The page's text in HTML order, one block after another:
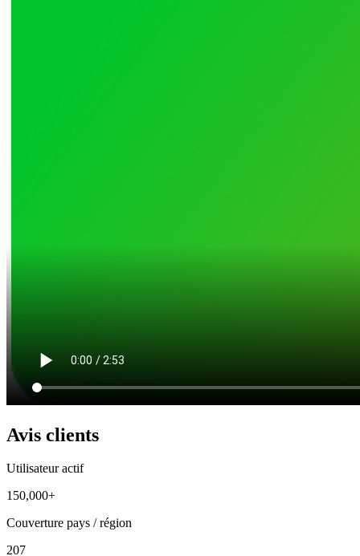
Avis clients
Utilisateur actif
150,000+
Couverture pays / région
207